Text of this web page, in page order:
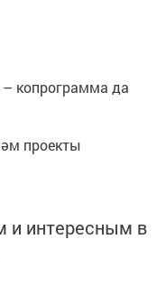
копрограмма да
проекты
и интересным в